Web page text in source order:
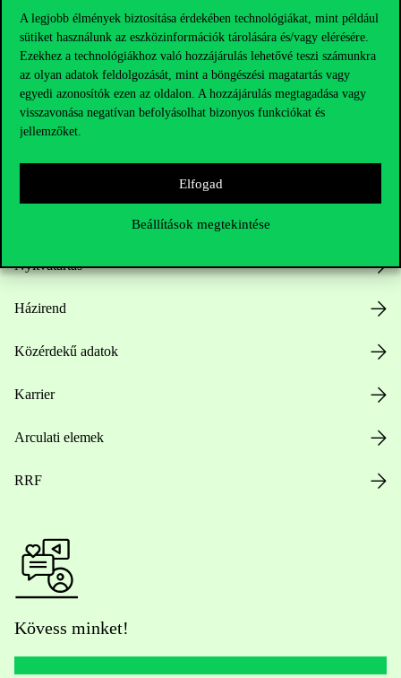
A legjobb élmények biztosítása érdekében technológiákat, mint például
sütiket használunk az eszközinformációk tárolására és/vagy elérésére.
Ezekhez a technológiákhoz való hozzájárulás lehetővé teszi számunkra
az olyan adatok feldolgozását, mint a böngészési magatartás vagy
egyedi azonosítók ezen az oldalon. A hozzájárulás megtagadása vagy
visszavonása negatívan befolyásolhat bizonyos funkciókat és
jellemzőket.
Elfogad
Beállítások megtekintése
Sajtó:press@uni-corvinus.hu
Nyitvatartás
Házirend
Közérdekű adatok
Karrier
Arculati elemek
RRF
Kövess minket!